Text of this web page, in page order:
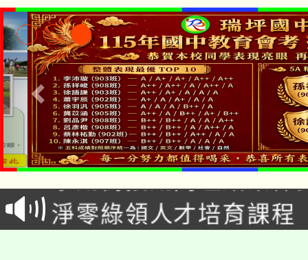
淨零綠生活教案入校路
會
115年食農教育專業人
程
學期銜接期間理賠案件
學籍身 分審查程序及
淨零綠領人才培育課程